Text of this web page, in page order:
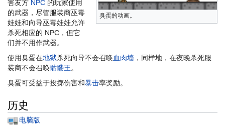
臭蛋的动画。
害友方 NPC 的玩家使用
的武器，尽管服装商巫毒
娃娃和向导巫毒娃娃允许
杀死相应的 NPC，但它
们并不用作武器。
使用臭蛋在地狱杀死向导不会召唤血肉墙 ，同样地，在夜晚杀死服
装商不会召唤骷髅王。
臭蛋可受益于投掷伤害和暴击率奖励。
历史
电脑版